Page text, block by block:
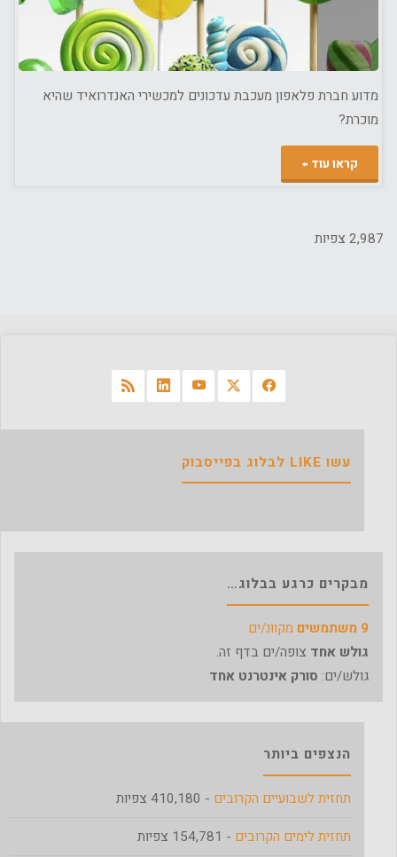
מדוע חברת פלאפון מעכבת עדכונים למכשירי האנדרואיד שהיא
מוכרת?
קראו עוד
2,987 צפיות
עשו LIKE לבלוג בפייסבוק
מבקרים כרגע בבלוג…
9 משתמשים
מקוונ/ים
גולש אחד צופה/ים בדף זה.
גולש/ים: סורק אינטרנט אחד
הנצפים ביותר
תחזית לשבועיים הקרובים - 410,180 צפיות
תחזית לימים הקרובים - 154,781 צפיות